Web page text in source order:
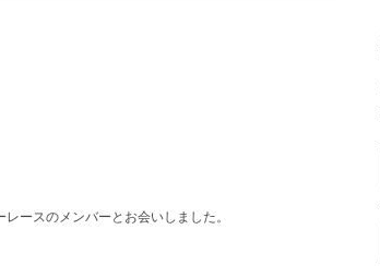
ースのメンバーとお会いしました。